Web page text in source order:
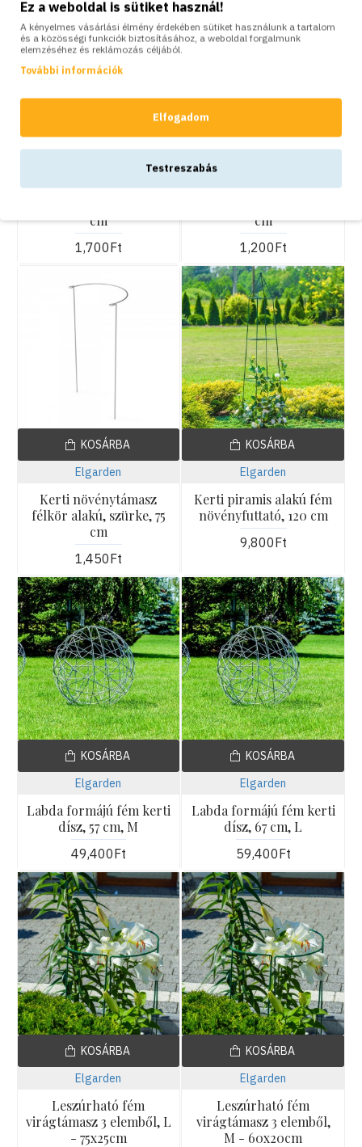
Kerti növénytámasz
cm
1,700Ft
KOSÁRBA
Kerti növénytámasz
cm
1,200Ft
KOSÁRBA
Elgarden
Kerti növénytámasz
félkör alakú, szürke, 75
cm
1,450Ft
KOSÁRBA
Elgarden
Kerti piramis alakú fém
növényfuttató, 120 cm
9,800Ft
KOSÁRBA
Elgarden
Labda formájú fém kerti
dísz, 57 cm, M
49,400Ft
KOSÁRBA
Elgarden
Labda formájú fém kerti
dísz, 67 cm, L
59,400Ft
KOSÁRBA
Elgarden
Leszúrható fém
virágtámasz 3 elemből, L
- 75x25cm
KOSÁRBA
Elgarden
Leszúrható fém
virágtámasz 3 elemből,
M - 60x20cm
KOSÁRBA
Ez a weboldal is sütiket használ!
A kényelmes vásárlási élmény érdekében sütiket használunk a tartalom
és a közösségi funkciók biztosításához, a weboldal forgalmunk
elemzéséhez és reklámozás céljából.
További információk
Elfogadom
Testreszabás